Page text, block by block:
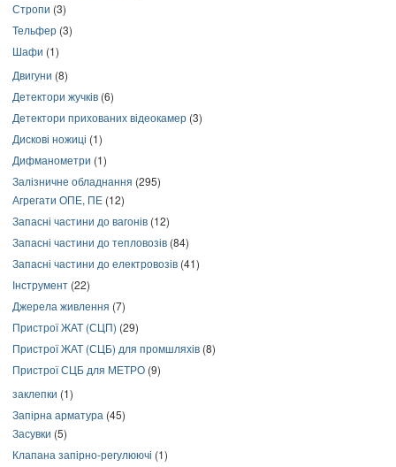
Стропи (3)
Тельфер (3)
Шафи (1)
Двигуни (8)
Детектори жучків (6)
Детектори прихованих відеокамер (3)
Дискові ножиці (1)
Дифманометри (1)
Залізничне обладнання (295)
Агрегати ОПЕ, ПЕ (12)
Запасні частини до вагонів (12)
Запасні частини до тепловозів (84)
Запасні частини до електровозів (41)
Інструмент (22)
Джерела живлення (7)
Пристрої ЖАТ (СЦП) (29)
Пристрої ЖАТ (СЦБ) для промшляхів (8)
Пристрої СЦБ для МЕТРО (9)
заклепки (1)
Запірна арматура (45)
Засувки (5)
Клапана запірно-регулюючі (1)